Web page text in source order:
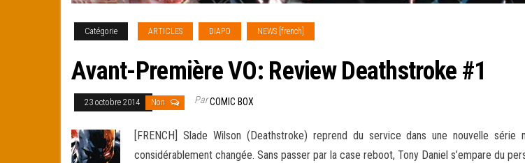
Catégorie ARTICLES DIAPO NEWS [french]
Avant-Première VO: Review Deathstroke #1
23 octobre 2014 Non ParCOMIC BOX
[FRENCH] Slade Wilson (Deathstroke) reprend du service dans une nouvelle
considérablement changée. Sans passer par la case reboot, Tony Daniel s’empare du